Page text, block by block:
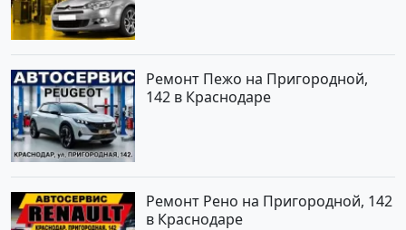
Ремонт Пежо на Пригородной,
142 в Краснодаре
Ремонт Рено на Пригородной, 142
в Краснодаре